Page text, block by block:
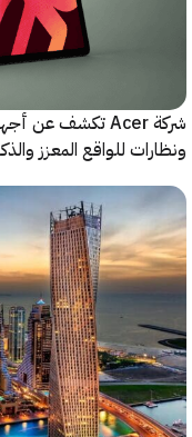
للواقع المعزز والذكاء